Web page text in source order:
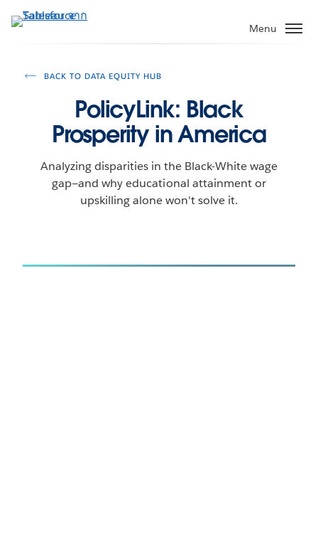
ไป
Menu
BACK TO DATA EQUITY HUB
PolicyLink: Black
Prosperity in America
Analyzing disparities in the Black-White wage
gap—and why educational attainment or
upskilling alone won't solve it.